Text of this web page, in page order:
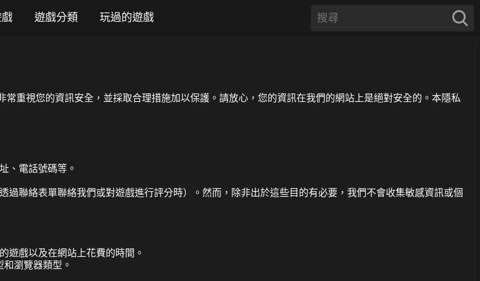
遊戲分類 玩過的遊戲
重視您的資訊安全，並採取合理措施加以保護。請放心，您的資訊在我們的網站上是絕對安全的。本隱私
、電話號碼等。
聯絡表單聯絡我們或對遊戲進行評分時）。然而，除非出於這些目的有必要，我們不會收集敏感資訊或個
遊戲以及在網站上花費的時間。
瀏覽器類型。